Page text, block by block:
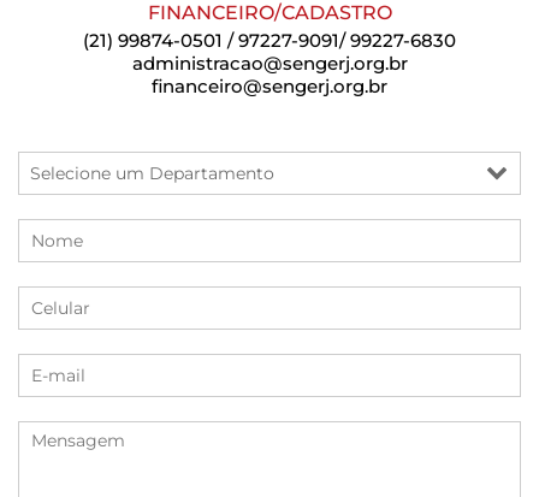
FINANCEIRO/CADASTRO
(21) 99874-0501 / 97227-9091/ 99227-6830
administracao@sengerj.org.br
financeiro@sengerj.org.br